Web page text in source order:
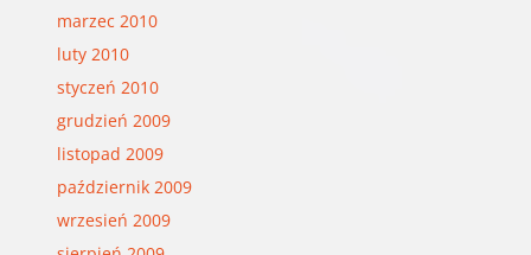
marzec 2010
luty 2010
styczeń 2010
grudzień 2009
listopad 2009
październik 2009
wrzesień 2009